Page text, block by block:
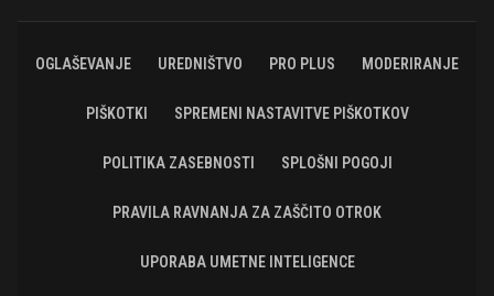
OGLAŠEVANJE UREDNIŠTVO PRO PLUS MODERIRANJE
PIŠKOTKI SPREMENI NASTAVITVE PIŠKOTKOV
POLITIKA ZASEBNOSTI SPLOŠNI POGOJI
PRAVILA RAVNANJA ZA ZAŠČITO OTROK
UPORABA UMETNE INTELIGENCE